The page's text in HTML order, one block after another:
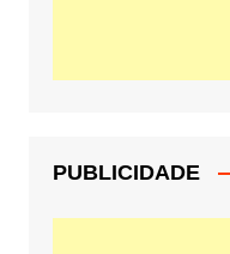
PUBLICIDADE